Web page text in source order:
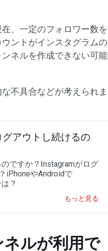
、一定のフォロワー数を
ントがインスタグラムの
ネルを作成できない可能
不具合などが考えられま
アウトし続けるの
ですか？Instagramがログ
iPhoneやAndroidで
？
もっと見る
ルが利用で